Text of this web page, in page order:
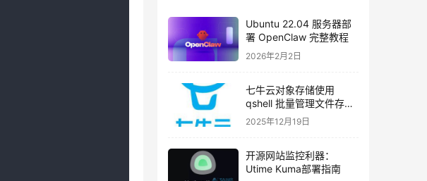
Ubuntu 22.04 服务器部
署 OpenClaw 完整教程
2026年2月2日
七牛云对象存储使用
qshell 批量管理文件存储
类型（实战教程）
2025年12月19日
开源网站监控利器：
Utime Kuma部署指南